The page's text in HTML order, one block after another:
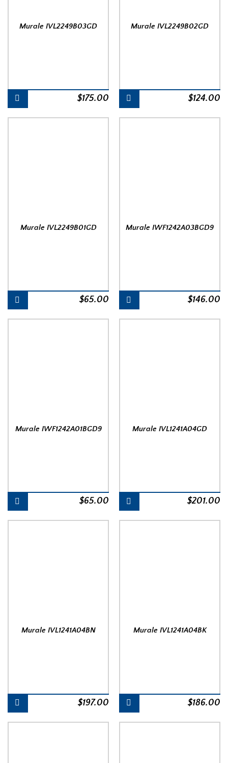
Murale IVL2249B03GD
$175.00
Murale IVL2249B02GD
$124.00
Murale IVL2249B01GD
$65.00
Murale IWF1242A03BGD9
$146.00
Murale IWF1242A01BGD9
$65.00
Murale IVL1241A04GD
$201.00
Murale IVL1241A04BN
$197.00
Murale IVL1241A04BK
$186.00